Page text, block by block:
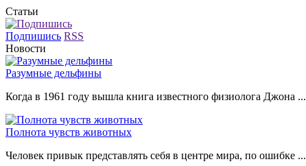
Статьи
Подпишись RSS
Новости
Разумные дельфины
Когда в 1961 году вышла книга известного физиолога Джона ...
Полнота чувств животных
Человек привык представлять себя в центре мира, по ошибке ...